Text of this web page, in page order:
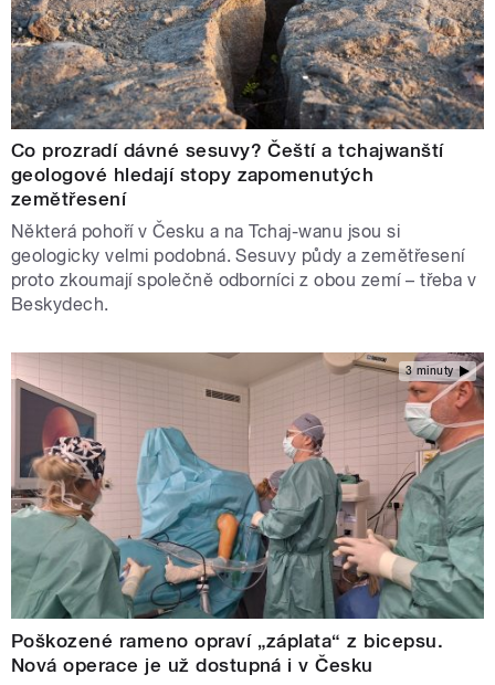
Co prozradí dávné sesuvy? Čeští a tchajwanští
geologové hledají stopy zapomenutých
zemětřesení
Některá pohoří v Česku a na Tchaj-wanu jsou si
geologicky velmi podobná. Sesuvy půdy a zemětřesení
proto zkoumají společně odborníci z obou zemí – třeba v
Beskydech.
3 minuty
Poškozené rameno opraví „záplata“ z bicepsu.
Nová operace je už dostupná i v Česku